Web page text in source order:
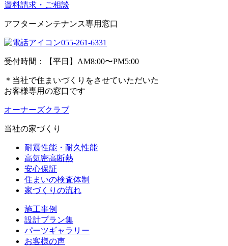
資料請求・ご相談
アフターメンテナンス専用窓口
055-261-6331
受付時間：【平日】AM8:00〜PM5:00
＊当社で住まいづくりをさせていただいた
お客様専用の窓口です
オーナーズクラブ
当社の家づくり
耐震性能・耐久性能
高気密高断熱
安心保証
住まいの検査体制
家づくりの流れ
施工事例
設計プラン集
パーツギャラリー
お客様の声